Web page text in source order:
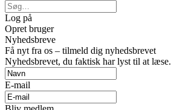
Log på
Opret bruger
Nyhedsbreve
Få nyt fra os – tilmeld dig nyhedsbrevet
Nyhedsbrevet, du faktisk har lyst til at læse.
E-mail